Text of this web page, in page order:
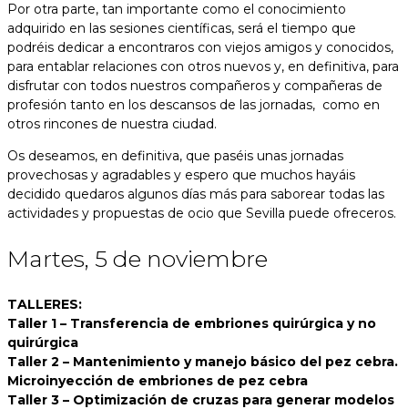
Por otra parte, tan importante como el conocimiento
adquirido en las sesiones científicas, será el tiempo que
podréis dedicar a encontraros con viejos amigos y conocidos,
para entablar relaciones con otros nuevos y, en definitiva, para
disfrutar con todos nuestros compañeros y compañeras de
profesión tanto en los descansos de las jornadas, como en
otros rincones de nuestra ciudad.
Os deseamos, en definitiva, que paséis unas jornadas
provechosas y agradables y espero que muchos hayáis
decidido quedaros algunos días más para saborear todas las
actividades y propuestas de ocio que Sevilla puede ofreceros.
Martes, 5 de noviembre
TALLERES:
Taller 1 – Transferencia de embriones quirúrgica y no
quirúrgica
Taller 2 – Mantenimiento y manejo básico del pez cebra.
Microinyección de embriones de pez cebra
Taller 3 – Optimización de cruzas para generar modelos